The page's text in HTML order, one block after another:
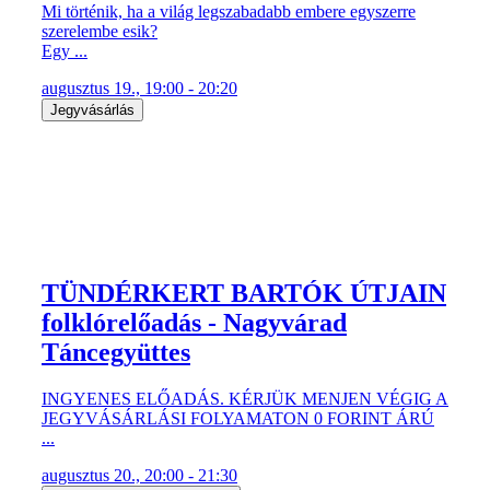
Mi történik, ha a világ legszabadabb embere egyszerre
szerelembe esik?
Egy ...
augusztus 19., 19:00 - 20:20
Jegyvásárlás
TÜNDÉRKERT BARTÓK ÚTJAIN
folklórelőadás - Nagyvárad
Táncegyüttes
INGYENES ELŐADÁS. KÉRJÜK MENJEN VÉGIG A
JEGYVÁSÁRLÁSI FOLYAMATON 0 FORINT ÁRÚ
...
augusztus 20., 20:00 - 21:30